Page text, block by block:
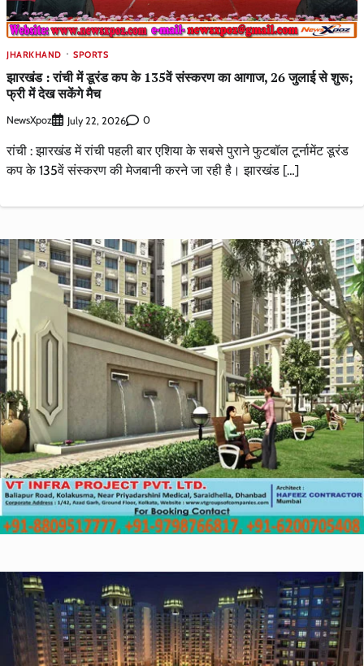
JHARKHAND SPORTS
झारखंड : रांची में डूरंड कप के 135वें संस्करण का आगाज, 26 जुलाई से शुरू;
फ्री में देख सकेंगे मैच
NewsXpoz July 22, 2026 0
रांची : झारखंड में रांची पहली बार एशिया के सबसे पुराने फुटबॉल टूर्नामेंट डूरंड
कप के 135वें संस्करण की मेजबानी करने जा रही है। झारखंड […]